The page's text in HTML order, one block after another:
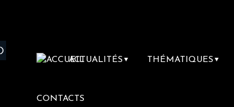
ACTUALITÉS ▼ THÉMATIQUES ▼
CONTACTS